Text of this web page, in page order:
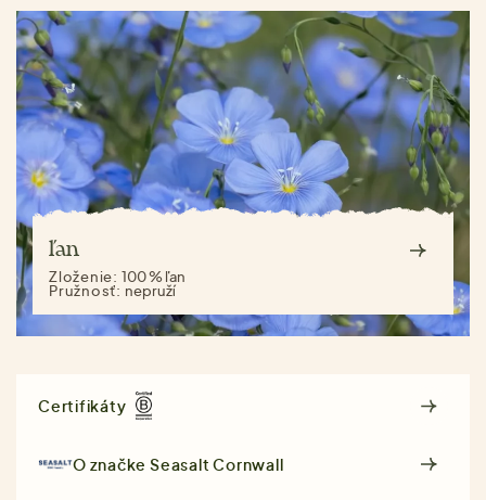
ľan
Zloženie: 100 % ľan
Pružnosť: nepruží
Certifikáty
O značkeSeasalt Cornwall